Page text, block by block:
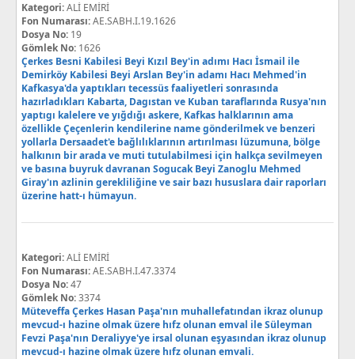
Kategori:ALİ EMİRİ
Fon Numarası:AE.SABH.I.19.1626
Dosya No: 19
Gömlek No: 1626
Çerkes Besni Kabilesi Beyi Kızıl Bey'in adımı Hacı İsmail ile
Demirköy Kabilesi Beyi Arslan Bey'in adamı Hacı Mehmed'in
Kafkasya'da yaptıkları tecessüs faaliyetleri sonrasında
hazırladıkları Kabarta, Dagıstan ve Kuban taraflarında Rusya'nın
yaptıgı kalelere ve yığdığı askere, Kafkas halklarının ama
özellikle Çeçenlerin kendilerine name gönderilmek ve benzeri
yollarla Dersaadet'e bağlılıklarının artırılması lüzumuna, bölge
halkının bir arada ve muti tutulabilmesi için halkça sevilmeyen
ve basına buyruk davranan Sogucak Beyi Zanoglu Mehmed
Giray'ın azlinin gerekliliğine ve sair bazı hususlara dair raporları
üzerine hatt-ı hümayun.
Kategori:ALİ EMİRİ
Fon Numarası:AE.SABH.I.47.3374
Dosya No:47
Gömlek No:3374
Müteveffa Çerkes Hasan Paşa'nın muhallefatından ikraz olunup
mevcud-ı hazine olmak üzere hıfz olunan emval ile Süleyman
Fevzi Paşa'nın Deraliyye'ye irsal olunan eşyasından ikraz olunup
mevcud-ı hazine olmak üzere hıfz olunan emvali.